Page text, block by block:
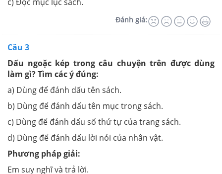
Đánh giá:
Câu 3
Dấu ngoặc kép trong câu chuyện trên được dùng
làm gì? Tìm các ý đúng:
a) Dùng để đánh dấu tên sách.
b) Dùng để đánh dấu tên mục trong sách.
c) Dùng để đánh dấu số thứ tự của trang sách.
d) Dùng để đánh dấu lời nói của nhân vật.
Phương pháp giải:
Em suy nghĩ và trả lời.